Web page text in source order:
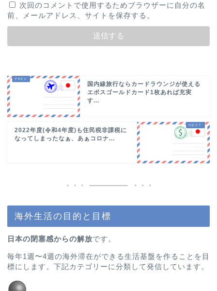
次回のコメントで使用するためブラウザーに自分の名
前、メールアドレス、サイトを保存する。
国内線旅行ならカードラウンジが使える
エポスゴールドカード1枚あれば充実
す...
2022年度(令和4年度)も住民税非課税に
なってしまったなぁ、あぁコロナ...
海外生活の目的と目標
日本の閉塞感からの解放です。
毎年1週〜4週の海外滞在ができる生活基盤を作ることを目
標にします。下記カテゴリーに分類して発信しています。